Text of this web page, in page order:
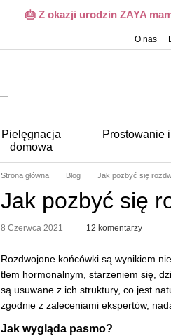
🎂 Z okazji urodzin ZAYA
O nas
Pielęgnacja
domowa
Prostowanie
Strona główna Blog Jak pozbyć się
Jak pozbyć się
8 Czerwca 2021 12 komentarzy
Rozdwojone końcówki są wynikiem
tłem hormonalnym, starzeniem się,
są usuwane z ich struktury, co jest
zgodnie z zaleceniami ekspertów,
Jak wygląda pasmo?